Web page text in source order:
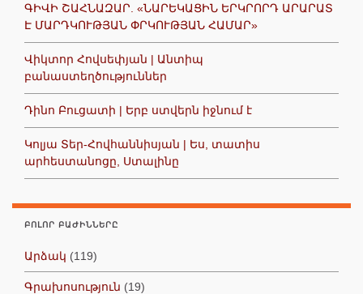
ԳԻՎԻ ՇԱՀՆԱԶԱՐ. «ՆԱՐԵԿԱՑԻՆ ԵՐԿՐՈՐԴ ԱՐԱՐԱՏ
Է ՄԱՐԴԿՈՒԹՅԱՆ ՓՐԿՈՒԹՅԱՆ ՀԱՄԱՐ»
Վիկտոր Հովսեփյան | Անտիպ
բանաստեղծություններ
Դինո Բուցատի | Երբ ստվերն իջնում է
Կոլյա Տեր-Հովհաննիսյան | Ես, տատիս
արհեստանոցը, Ստալինը
ԲՈԼՈՐ ԲԱԺԻՆՆԵՐԸ
Արձակ (119)
Գրախոսություն (19)